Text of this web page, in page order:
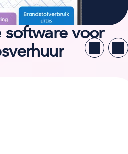
software voor